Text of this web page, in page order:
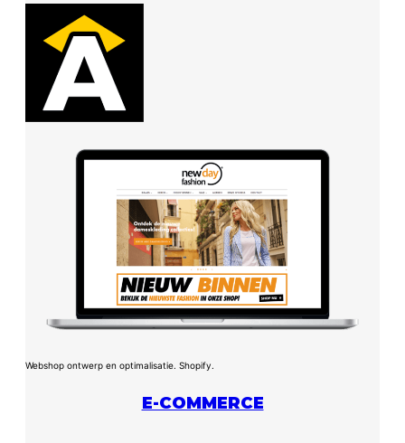
Webshop ontwerp en optimalisatie. Shopify.
E-COMMERCE